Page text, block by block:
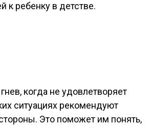
к ребенку в детстве.
когда не удовлетворяет
ситуациях рекомендуют
Это поможет им понять,